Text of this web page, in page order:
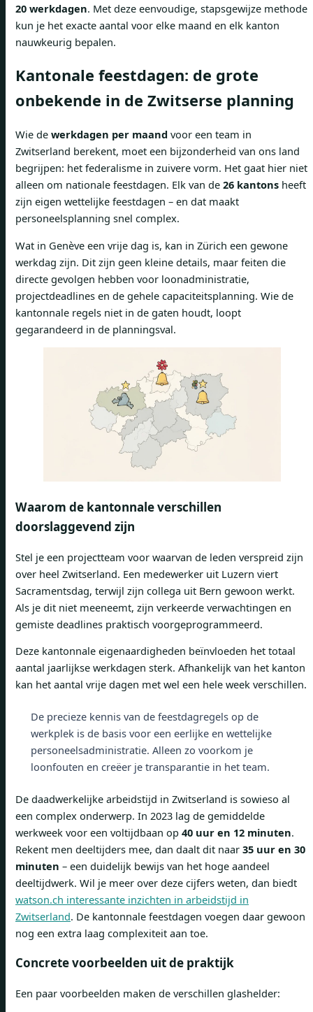
20 werkdagen. Met deze eenvoudige, stapsgewijze methode
kun je het exacte aantal voor elke maand en elk kanton
nauwkeurig bepalen.
Kantonale feestdagen: de grote
onbekende in de Zwitserse planning
Wie de werkdagen per maand voor een team in
Zwitserland berekent, moet een bijzonderheid van ons land
begrijpen: het federalisme in zuivere vorm. Het gaat hier niet
alleen om nationale feestdagen. Elk van de 26 kantons heeft
zijn eigen wettelijke feestdagen – en dat maakt
personeelsplanning snel complex.
Wat in Genève een vrije dag is, kan in Zürich een gewone
werkdag zijn. Dit zijn geen kleine details, maar feiten die
directe gevolgen hebben voor loonadministratie,
projectdeadlines en de gehele capaciteitsplanning. Wie de
kantonnale regels niet in de gaten houdt, loopt
gegarandeerd in de planningsval.
Waarom de kantonnale verschillen
doorslaggevend zijn
Stel je een projectteam voor waarvan de leden verspreid zijn
over heel Zwitserland. Een medewerker uit Luzern viert
Sacramentsdag, terwijl zijn collega uit Bern gewoon werkt.
Als je dit niet meeneemt, zijn verkeerde verwachtingen en
gemiste deadlines praktisch voorgeprogrammeerd.
Deze kantonnale eigenaardigheden beïnvloeden het totaal
aantal jaarlijkse werkdagen sterk. Afhankelijk van het kanton
kan het aantal vrije dagen met wel een hele week verschillen.
De precieze kennis van de feestdagregels op de
werkplek is de basis voor een eerlijke en wettelijke
personeelsadministratie. Alleen zo voorkom je
loonfouten en creëer je transparantie in het team.
De daadwerkelijke arbeidstijd in Zwitserland is sowieso al
een complex onderwerp. In 2023 lag de gemiddelde
werkweek voor een voltijdbaan op 40 uur en 12 minuten.
Rekent men deeltijders mee, dan daalt dit naar 35 uur en 30
minuten – een duidelijk bewijs van het hoge aandeel
deeltijdwerk. Wil je meer over deze cijfers weten, dan biedt
watson.ch interessante inzichten in arbeidstijd in
Zwitserland. De kantonnale feestdagen voegen daar gewoon
nog een extra laag complexiteit aan toe.
Concrete voorbeelden uit de praktijk
Een paar voorbeelden maken de verschillen glashelder: